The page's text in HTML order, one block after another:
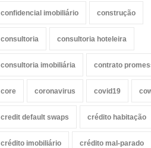
confidencial imobiliário construção
consultoria consultoria hoteleira
consultoria imobiliária contrato
core coronavirus covid19
credit default swaps crédito habitação
crédito imobiliário crédito mal-parado